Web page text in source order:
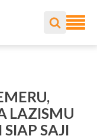
LAZISMU
SAJI